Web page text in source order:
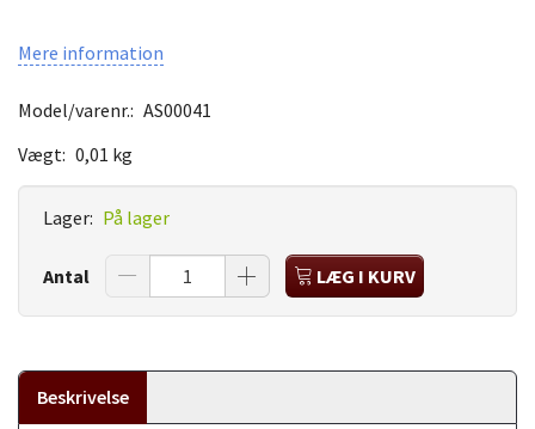
Mere information
Model/varenr.: AS00041
Vægt: 0,01 kg
Lager: På lager
Antal LÆG I KURV
Beskrivelse